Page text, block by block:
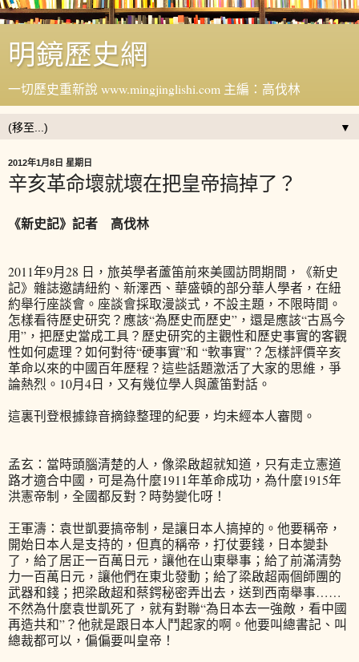
明鏡歷史網
一切歷史重新說 www.mingjinglishi.com 主編：高伐林
▼
2012年1月8日 星期日
辛亥革命壞就壞在把皇帝搞掉了？
《新史記》記者 高伐林
2011年9月28 日，旅英學者蘆笛前來美國訪問期間，《新史
記》雜誌邀請紐約、新澤西、華盛頓的部分華人學者，在紐
約舉行座談會。座談會採取漫談式，不設主題，不限時間。
怎樣看待歷史研究？應該“為歷史而歷史”，還是應該“古爲今
用”，把歷史當成工具？歷史研究的主觀性和歷史事實的客觀
性如何處理？如何對待“硬事實”和 “軟事實”？怎樣評價辛亥
革命以來的中國百年歷程？這些話題激活了大家的思維，爭
論熱烈。10月4日，又有幾位學人與蘆笛對話。
這裏刊登根據錄音摘錄整理的紀要，均未經本人審閱。
孟玄：當時頭腦清楚的人，像梁啟超就知道，只有走立憲道
路才適合中國，可是為什麼1911年革命成功，為什麼1915年
洪憲帝制，全國都反對？時勢變化呀！
王軍濤：袁世凱要搞帝制，是讓日本人搞掉的。他要稱帝，
開始日本人是支持的，但真的稱帝，打仗要錢，日本變卦
了，給了居正一百萬日元，讓他在山東舉事；給了前滿清勢
力一百萬日元，讓他們在東北發動；給了梁啟超兩個師團的
武器和錢；把梁啟超和蔡鍔秘密弄出去，送到西南舉事……
不然為什麼袁世凱死了，就有對聯“為日本去一強敵，看中國
再造共和”？他就是跟日本人鬥起家的啊。他要叫總書記、叫
總裁都可以，偏偏要叫皇帝！